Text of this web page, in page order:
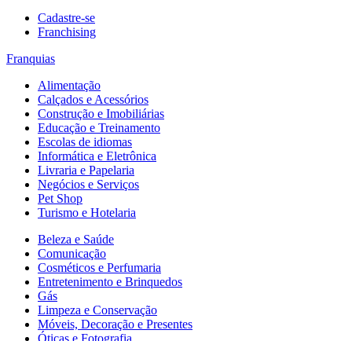
Cadastre-se
Franchising
Franquias
Alimentação
Calçados e Acessórios
Construção e Imobiliárias
Educação e Treinamento
Escolas de idiomas
Informática e Eletrônica
Livraria e Papelaria
Negócios e Serviços
Pet Shop
Turismo e Hotelaria
Beleza e Saúde
Comunicação
Cosméticos e Perfumaria
Entretenimento e Brinquedos
Gás
Limpeza e Conservação
Móveis, Decoração e Presentes
Óticas e Fotografia